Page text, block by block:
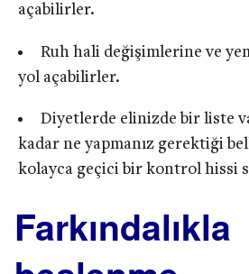
açabilirler.
Ruh hali değişimlerine ve
yol açabilirler.
Diyetlerde elinizde bir liste
kadar ne yapmanız gerektiği
kolayca geçici bir kontrol hissi
Farkındalıkla